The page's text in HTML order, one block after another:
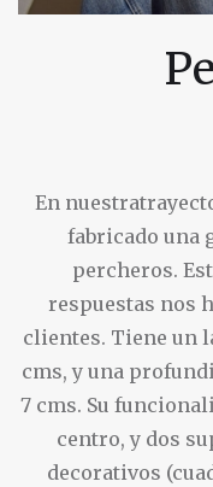
En
fabricado una
percheros.
respuestas nos
clientes. Tiene un
cms, y una
7 cms. Su
centro, y dos
decorativos